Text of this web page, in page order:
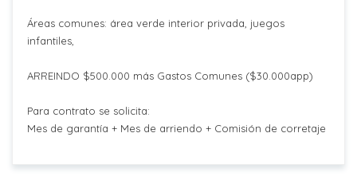
Áreas comunes: área verde interior privada, juegos
infantiles,
ARREINDO $500.000 más Gastos Comunes ($30.000app)
Para contrato se solicita:
Mes de garantía + Mes de arriendo + Comisión de corretaje